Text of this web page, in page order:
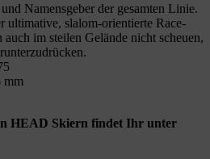
Namensgeber der gesamten Linie.
ultimative, slalom-orientierte Race-
im steilen Gelände nicht scheuen,
mm
HEAD Skiern findet Ihr unter